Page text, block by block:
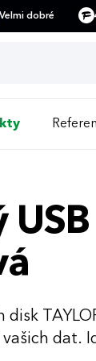
Velmi dobré
disk
vašich dat.